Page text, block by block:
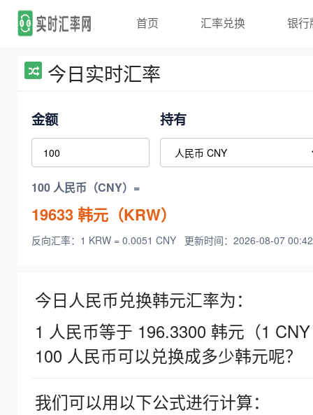
首页 汇率兑换 银行
今日实时汇率
金额 持有
100 人民币（CNY）=
19633韩元（KRW）
反向汇率：1 KRW = 0.0051 CNY 更新时间：2026-08-07
今日人民币兑换韩元汇率为：
1 人民币等于 196.3300 韩元（1
100 人民币可以兑换成多少韩元呢？
我们可以用以下公式进行计算：